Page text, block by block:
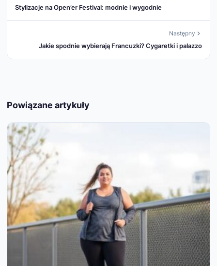
Stylizacje na Open’er Festival: modnie i wygodnie
Następny
Jakie spodnie wybierają Francuzki? Cygaretki i palazzo
Powiązane artykuły